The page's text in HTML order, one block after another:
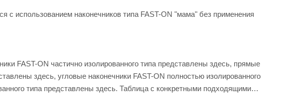
с использованием наконечников типа FAST-ON "мама" без применения
FAST-ON частично изолированного типа представлены здесь, прямые
здесь, угловые наконечники FAST-ON полностью изолированного
типа представлены здесь. Таблица с конкретными подходящими